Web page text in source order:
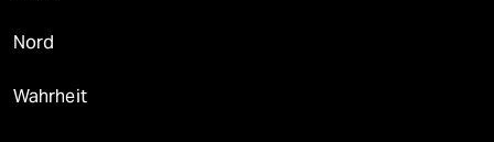
Nord
Wahrheit